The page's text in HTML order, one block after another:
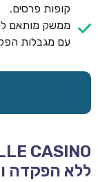
קופות פרסים.
ממשק מותאם
עם מגבלות
ללא הפקדה ובונוס